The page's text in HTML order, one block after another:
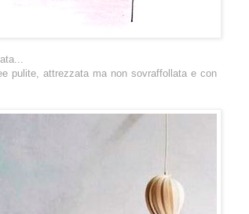
pulite, attrezzata ma non sovraffollata e con